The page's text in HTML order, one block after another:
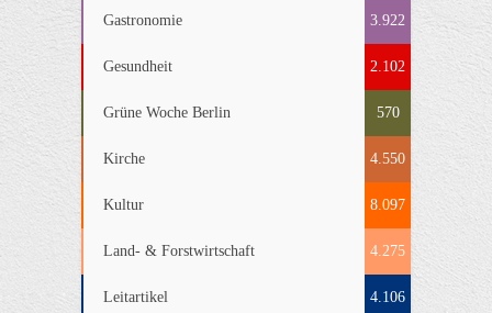
Gastronomie 3.922
Gesundheit 2.102
Grüne Woche Berlin 570
Kirche 4.550
Kultur 8.097
Land- & Forstwirtschaft 4.275
Leitartikel 4.106